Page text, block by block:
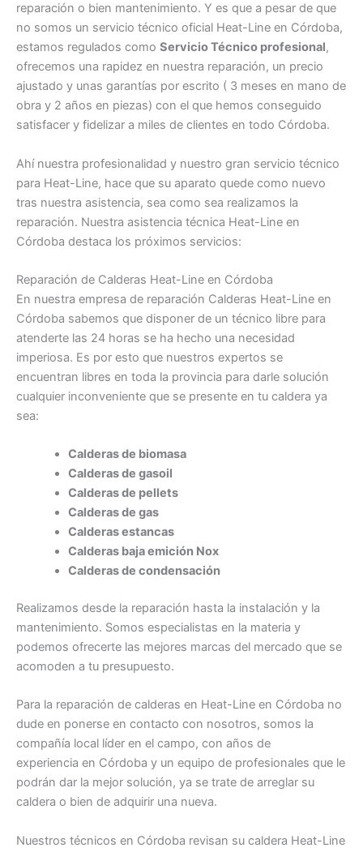
reparación o bien mantenimiento. Y es que a pesar de que
no somos un servicio técnico oficial Heat-Line en Córdoba,
estamos regulados como Servicio Técnico profesional,
ofrecemos una rapidez en nuestra reparación, un precio
ajustado y unas garantías por escrito ( 3 meses en mano de
obra y 2 años en piezas) con el que hemos conseguido
satisfacer y fidelizar a miles de clientes en todo Córdoba.
Ahí nuestra profesionalidad y nuestro gran servicio técnico
para Heat-Line, hace que su aparato quede como nuevo
tras nuestra asistencia, sea como sea realizamos la
reparación. Nuestra asistencia técnica Heat-Line en
Córdoba destaca los próximos servicios:
Reparación de Calderas Heat-Line en Córdoba
En nuestra empresa de reparación Calderas Heat-Line en
Córdoba sabemos que disponer de un técnico libre para
atenderte las 24 horas se ha hecho una necesidad
imperiosa. Es por esto que nuestros expertos se
encuentran libres en toda la provincia para darle solución
cualquier inconveniente que se presente en tu caldera ya
sea:
Calderas de biomasa
Calderas de gasoil
Calderas de pellets
Calderas de gas
Calderas estancas
Calderas baja emición Nox
Calderas de condensación
Realizamos desde la reparación hasta la instalación y la
mantenimiento. Somos especialistas en la materia y
podemos ofrecerte las mejores marcas del mercado que se
acomoden a tu presupuesto.
Para la reparación de calderas en Heat-Line en Córdoba no
dude en ponerse en contacto con nosotros, somos la
compañía local líder en el campo, con años de
experiencia en Córdoba y un equipo de profesionales que le
podrán dar la mejor solución, ya se trate de arreglar su
caldera o bien de adquirir una nueva.
Nuestros técnicos en Córdoba revisan su caldera Heat-Line